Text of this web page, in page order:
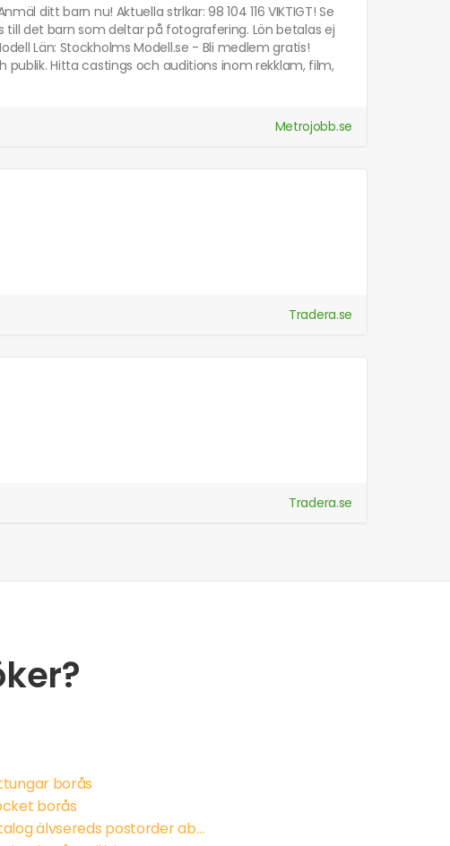
ditt barn nu! Aktuella strlkar: 98 104 116 VIKTIGT! Se
det barn som deltar på fotografering. Lön betalas ej
Län: Stockholms Modell.se - Bli medlem gratis!
Hitta castings och auditions inom rekklam, film,
Metrojobb.se
Tradera.se
Tradera.se
borås
borås
katalog älvsereds postorder ab våren